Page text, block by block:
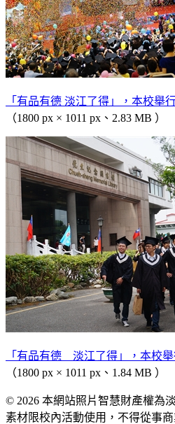
「有品有德 淡江了得」，本校舉
（1800 px × 1011 px、2.83 MB ）
「有品有德 淡江了得」，本校舉
（1800 px × 1011 px、1.84 MB ）
© 2026 本網站照片智慧財產權為
素材限校內活動使用，不得從事商